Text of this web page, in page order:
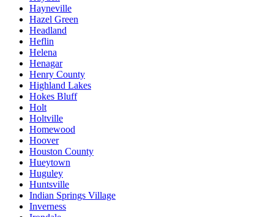
Hayneville
Hazel Green
Headland
Heflin
Helena
Henagar
Henry County
Highland Lakes
Hokes Bluff
Holt
Holtville
Homewood
Hoover
Houston County
Hueytown
Huguley
Huntsville
Indian Springs Village
Inverness